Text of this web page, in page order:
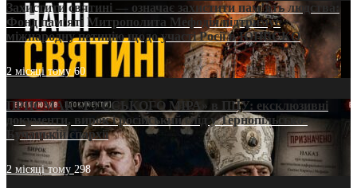
Захистити святині — означає захистити пам’ять людства:
Фонд пам’яті Митрополита Мефодія підтримує
міжнародну петицію щодо участі Росії в ЮНЕСКО
2 місяці тому60
ПРИСМАК «РУССЬКОГО МІРА» в ПЦУ: ексклюзивні
документи, вирок і російський слід у Тернопільсько-
Бучацькій єпархії
2 місяці тому 298